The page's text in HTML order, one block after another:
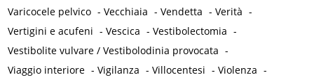
Varicocele pelvico -Vecchiaia -Vendetta -Verità -
Vertigini e acufeni -Vescica -Vestibolectomia -
Vestibolite vulvare / Vestibolodinia provocata -
Viaggio interiore -Vigilanza -Villocentesi -Violenza -